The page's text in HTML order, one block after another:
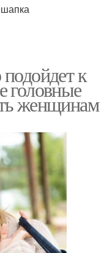
к
головные
женщинам